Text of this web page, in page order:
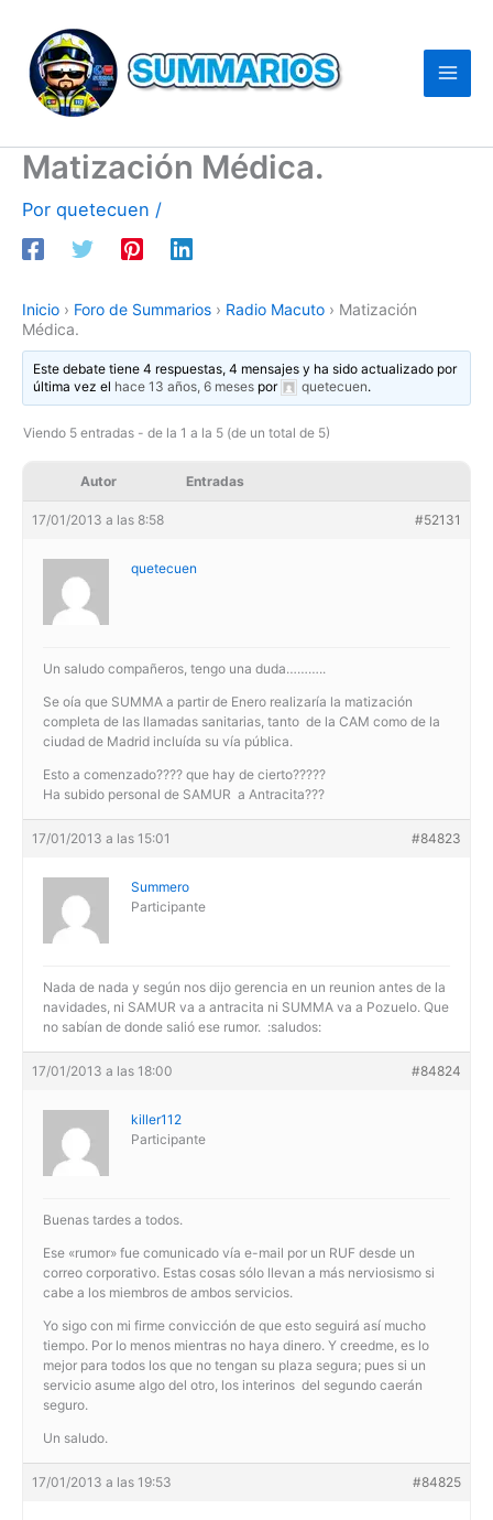
contenido
Matización Médica.
Por quetecuen /
Inicio › Foro de Summarios › Radio Macuto › Matización
Médica.
Este debate tiene 4 respuestas, 4 mensajes y ha sido actualizado por
última vez el hace 13 años, 6 meses por quetecuen.
Viendo 5 entradas - de la 1 a la 5 (de un total de 5)
Autor Entradas
17/01/2013 a las 8:58 #52131
quetecuen
Un saludo compañeros, tengo una duda………..
Se oía que SUMMA a partir de Enero realizaría la matización
completa de las llamadas sanitarias, tanto de la CAM como de la
ciudad de Madrid incluída su vía pública.
Esto a comenzado???? que hay de cierto?????
Ha subido personal de SAMUR a Antracita???
17/01/2013 a las 15:01 #84823
Summero
Participante
Nada de nada y según nos dijo gerencia en un reunion antes de la
navidades, ni SAMUR va a antracita ni SUMMA va a Pozuelo. Que
no sabían de donde salió ese rumor. :saludos:
17/01/2013 a las 18:00 #84824
killer112
Participante
Buenas tardes a todos.
Ese «rumor» fue comunicado vía e-mail por un RUF desde un
correo corporativo. Estas cosas sólo llevan a más nerviosismo si
cabe a los miembros de ambos servicios.
Yo sigo con mi firme convicción de que esto seguirá así mucho
tiempo. Por lo menos mientras no haya dinero. Y creedme, es lo
mejor para todos los que no tengan su plaza segura; pues si un
servicio asume algo del otro, los interinos del segundo caerán
seguro.
Un saludo.
17/01/2013 a las 19:53 #84825